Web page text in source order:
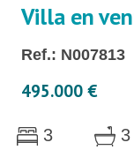
Villa en
Ref.: N007813
495.000 €
3 3